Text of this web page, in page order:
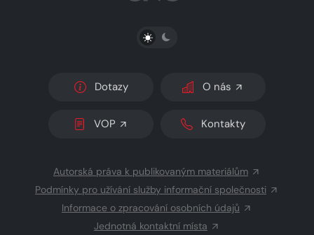
PŘEPNOUT SVĚTLÝ/TMAVÝ REŽIM
Dotazy O nás
VOP Kontakty
Autorská práva k publikovaným materiálům
Podmínky pro užívání služby informační společnosti
Informace o zpracování osobních údajů
Jednotná kontaktní místa